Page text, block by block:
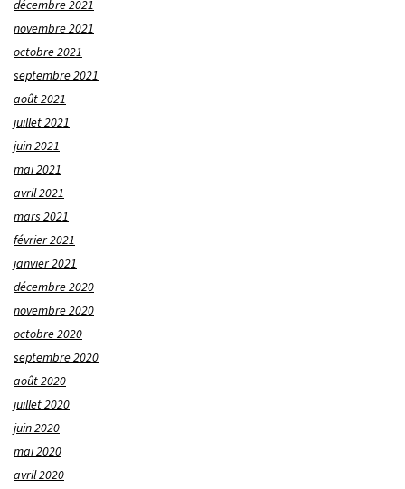
décembre 2021
novembre 2021
octobre 2021
septembre 2021
août 2021
juillet 2021
juin 2021
mai 2021
avril 2021
mars 2021
février 2021
janvier 2021
décembre 2020
novembre 2020
octobre 2020
septembre 2020
août 2020
juillet 2020
juin 2020
mai 2020
avril 2020